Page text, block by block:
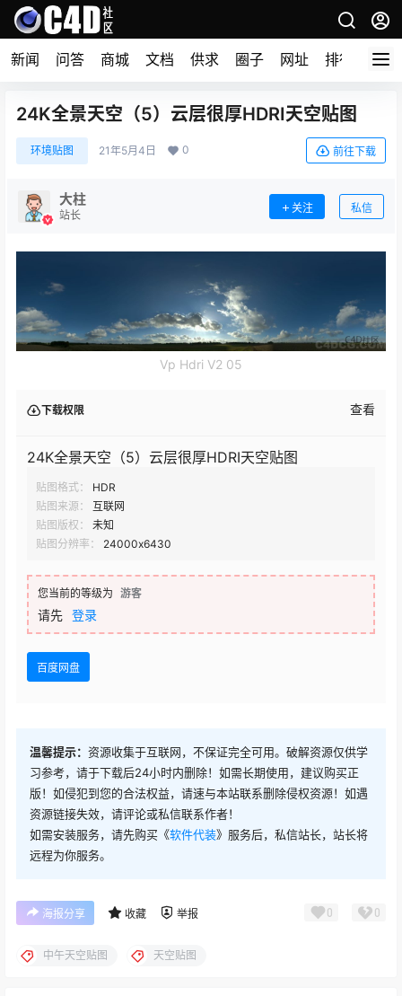
新闻 问答 商城 文档 供求 圈子 网址 排行榜
24K全景天空（5）云层很厚HDRI天空贴图
环境贴图 21年5月4日 0 前往下载
大柱
站长
关注 私信
Vp Hdri V2 05
下载权限 查看
24K全景天空（5）云层很厚HDRI天空贴图
贴图格式：
HDR
贴图来源：
互联网
贴图版权：
未知
贴图分辨率：
24000x6430
您当前的等级为 游客
请先 登录
百度网盘
温馨提示： 资源收集于互联网，不保证完全可用。破解资源仅供学
习参考，请于下载后24小时内删除！如需长期使用，建议购买正
版！如侵犯到您的合法权益，请速与本站联系删除侵权资源！如遇
资源链接失效，请评论或私信联系作者！
如需安装服务，请先购买《软件代装》服务后，私信站长，站长将
远程为你服务。
海报分享 收藏 举报 0 0
中午天空贴图 天空贴图